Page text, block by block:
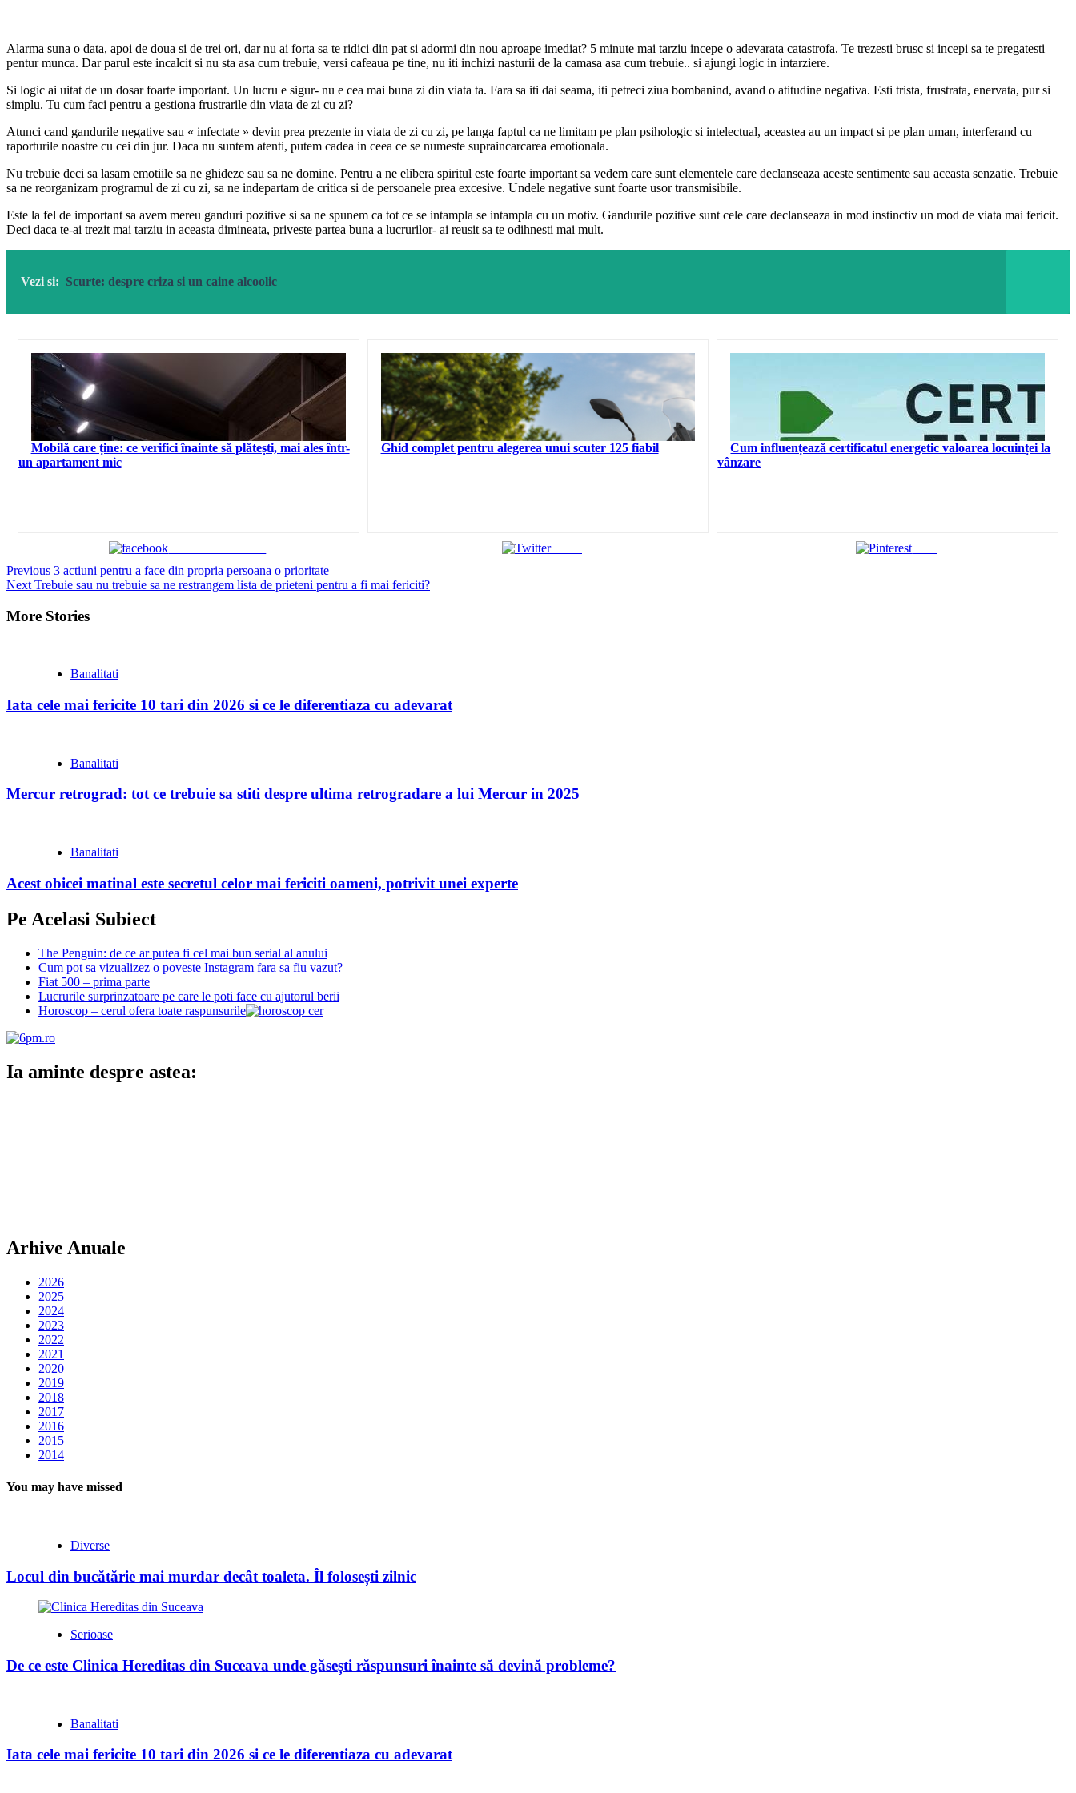
Alarma suna o data, apoi de doua si de trei ori, dar nu ai forta sa te ridici din pat si adormi din nou aproape imediat? 5 minute mai tarziu incepe o adevarata catastrofa. Te trezesti brusc si incepi sa te pregatesti
pentur munca. Dar parul este incalcit si nu sta asa cum trebuie, versi cafeaua pe tine, nu iti inchizi nasturii de la camasa asa cum trebuie.. si ajungi logic in intarziere.
Si logic ai uitat de un dosar foarte important. Un lucru e sigur- nu e cea mai buna zi din viata ta. Fara sa iti dai seama, iti petreci ziua bombanind, avand o atitudine negativa. Esti trista, frustrata, enervata, pur si
simplu. Tu cum faci pentru a gestiona frustrarile din viata de zi cu zi?
Atunci cand gandurile negative sau « infectate » devin prea prezente in viata de zi cu zi, pe langa faptul ca ne limitam pe plan psihologic si intelectual, aceastea au un impact si pe plan uman, interferand cu
raporturile noastre cu cei din jur. Daca nu suntem atenti, putem cadea in ceea ce se numeste supraincarcarea emotionala.
Nu trebuie deci sa lasam emotiile sa ne ghideze sau sa ne domine. Pentru a ne elibera spiritul este foarte important sa vedem care sunt elementele care declanseaza aceste sentimente sau aceasta senzatie. Trebuie
sa ne reorganizam programul de zi cu zi, sa ne indepartam de critica si de persoanele prea excesive. Undele negative sunt foarte usor transmisibile.
Este la fel de important sa avem mereu ganduri pozitive si sa ne spunem ca tot ce se intampla se intampla cu un motiv. Gandurile pozitive sunt cele care declanseaza in mod instinctiv un mod de viata mai fericit.
Deci daca te-ai trezit mai tarziu in aceasta dimineata, priveste partea buna a lucrurilor- ai reusit sa te odihnesti mai mult.
Vezi si: Scurte: despre criza si un caine alcoolic
Mobilă care ține: ce verifici înainte să plătești, mai ales într-
un apartament mic
Ghid complet pentru alegerea unui scuter 125 fiabil
Cum influențează certificatul energetic valoarea locuinței la
vânzare
Tweet
Continue
Reading
Previous 3 actiuni pentru a face din propria persoana o prioritate
Next Trebuie sau nu trebuie sa ne restrangem lista de prieteni pentru a fi mai fericiti?
More Stories
Banalitati
Iata cele mai fericite 10 tari din 2026 si ce le diferentiaza cu adevarat
Banalitati
Mercur retrograd: tot ce trebuie sa stiti despre ultima retrogradare a lui Mercur in 2025
Banalitati
Acest obicei matinal este secretul celor mai fericiti oameni, potrivit unei experte
Pe Acelasi Subiect
The Penguin: de ce ar putea fi cel mai bun serial al anului
Cum pot sa vizualizez o poveste Instagram fara sa fiu vazut?
Fiat 500 – prima parte
Lucrurile surprinzatoare pe care le poti face cu ajutorul berii
Horoscop – cerul ofera toate raspunsurile
Ia aminte despre astea:
Arhive Anuale
2026
2025
2024
2023
2022
2021
2020
2019
2018
2017
2016
2015
2014
You may have missed
Diverse
Locul din bucătărie mai murdar decât toaleta. Îl folosești zilnic
Serioase
De ce este Clinica Hereditas din Suceava unde găsești răspunsuri înainte să devină probleme?
Banalitati
Iata cele mai fericite 10 tari din 2026 si ce le diferentiaza cu adevarat